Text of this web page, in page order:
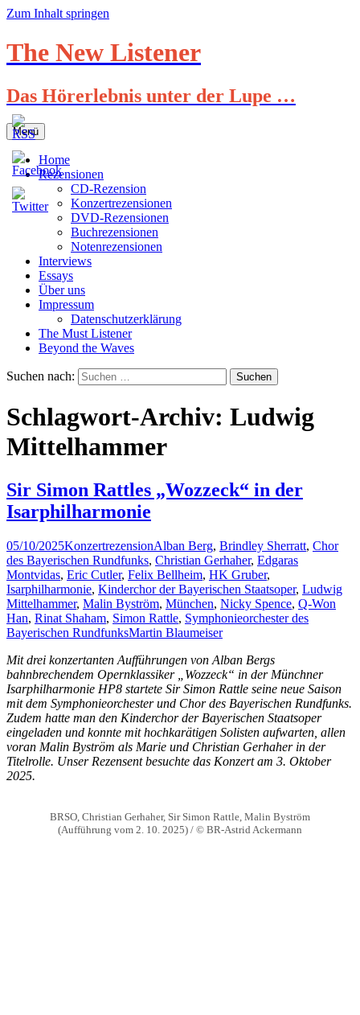
Zum Inhalt springen
The New Listener
Das Hörerlebnis unter der Lupe …
Menü
Home
Rezensionen
CD-Rezension
Konzertrezensionen
DVD-Rezensionen
Buchrezensionen
Notenrezensionen
Interviews
Essays
Über uns
Impressum
Datenschutzerklärung
The Must Listener
Beyond the Waves
Suchen nach:
Schlagwort-Archiv: Ludwig
Mittelhammer
Sir Simon Rattles „Wozzeck“ in der
Isarphilharmonie
05/10/2025KonzertrezensionAlban Berg, Brindley Sherratt, Chor
des Bayerischen Rundfunks, Christian Gerhaher, Edgaras
Montvidas, Eric Cutler, Felix Bellheim, HK Gruber,
Isarphilharmonie, Kinderchor der Bayerischen Staatsoper, Ludwig
Mittelhammer, Malin Byström, München, Nicky Spence, Q-Won
Han, Rinat Shaham, Simon Rattle, Symphonieorchester des
Bayerischen RundfunksMartin Blaumeiser
Mit drei konzertanten Aufführungen von Alban Bergs
bahnbrechendem Opernklassiker „Wozzeck“ in der Münchner
Isarphilharmonie HP8 startete Sir Simon Rattle seine neue Saison
mit dem Symphonieorchester und Chor des Bayerischen Rundfunks.
Zudem hatte man den Kinderchor der Bayerischen Staatsoper
eingeladen und konnte mit hochkarätigen Solisten aufwarten, allen
voran Malin Byström als Marie und Christian Gerhaher in der
Titelrolle. Unser Rezensent besuchte das Konzert am 3. Oktober
2025.
BRSO, Christian Gerhaher, Sir Simon Rattle, Malin Byström
(Aufführung vom 2. 10. 2025) / © BR-Astrid Ackermann